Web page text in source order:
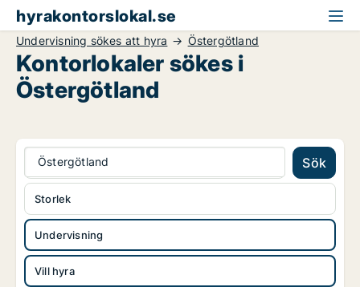
hyrakontorslokal.se
Undervisning sökes att hyra Östergötland
Kontorlokaler sökes i
Östergötland
Östergötland Sök
Undervisning
Vill hyra
Storlek